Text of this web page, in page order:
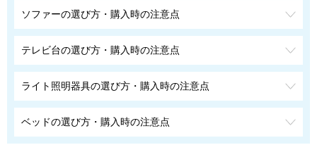
ソファーの選び方・購入時の注意点
テレビ台の選び方・購入時の注意点
ライト照明器具の選び方・購入時の注意点
ベッドの選び方・購入時の注意点